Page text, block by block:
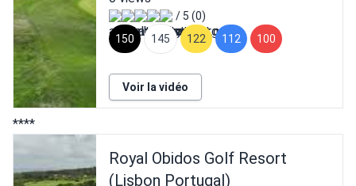
/ 5 (0)
150
145 122 112 100
Voir la vidéo
****
Royal Obidos Golf Resort
(Lisbon Portugal)